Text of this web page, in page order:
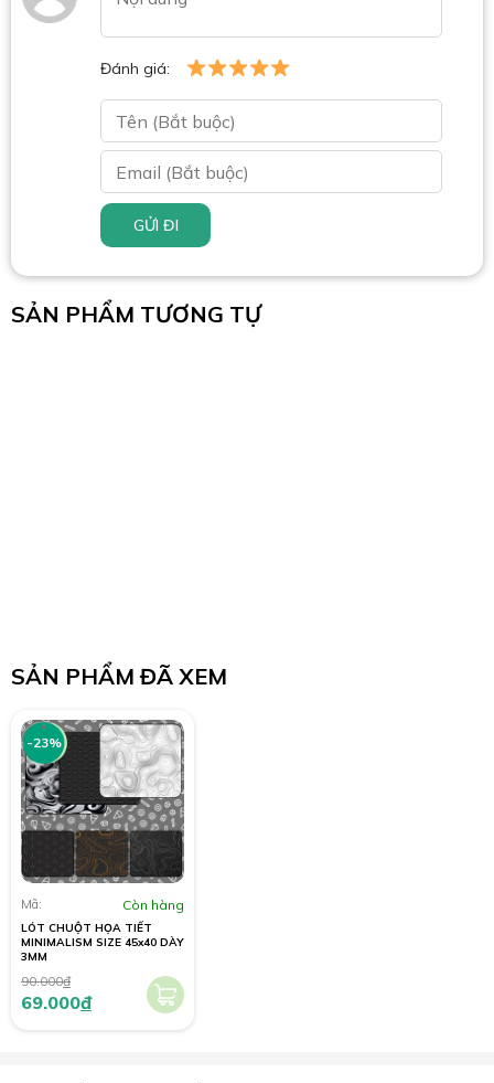
Đánh giá:
GỬI ĐI
SẢN PHẨM TƯƠNG TỰ
SẢN PHẨM ĐÃ XEM
-23%
Mã: Còn hàng
LÓT CHUỘT HỌA TIẾT
MINIMALISM SIZE 45x40 DÀY
3MM
90.000đ
69.000đ